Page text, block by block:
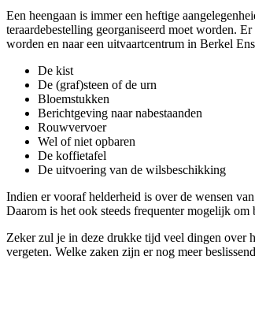
Een heengaan is immer een heftige
teraardebestelling georganiseerd moet worden.
worden en naar een uitvaartcentrum in Berkel
De kist
De (graf)steen of de urn
Bloemstukken
Berichtgeving naar nabestaanden
Rouwvervoer
Wel of niet opbaren
De koffietafel
De uitvoering van de wilsbeschikking
Indien er vooraf helderheid is over de wensen
Daarom is het ook steeds frequenter mogelijk om
Zeker zul je in deze drukke tijd veel dingen over
vergeten. Welke zaken zijn er nog meer